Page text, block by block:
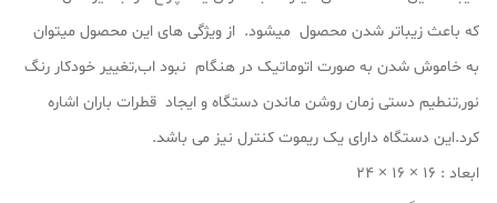
که باعث زیباتر شدن محصول میشود. از ویژگی های این محصول میتوان
به خاموش شدن به صورت اتوماتیک در هنگام نبود اب,تغییر خودکار رنگ
نور,تنطیم دستی زمان روشن ماندن دستگاه و ایجاد قطرات باران اشاره
کرد.این دستگاه دارای یک ریموت کنترل نیز می باشد.
ابعاد : 16 × 16 × 24